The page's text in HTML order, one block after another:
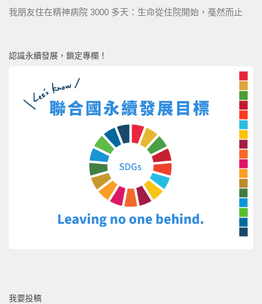
我朋友住在精神病院 3000 多天：生命從住院開始，戞然而止
認識永續發展，鎖定專欄！
我要投稿